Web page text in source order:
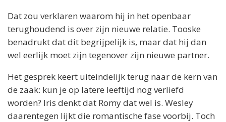
Dat zou verklaren waarom hij in het openbaar
terughoudend is over zijn nieuwe relatie. Tooske
benadrukt dat dit begrijpelijk is, maar dat hij dan
wel eerlijk moet zijn tegenover zijn nieuwe partner.
Het gesprek keert uiteindelijk terug naar de kern van
de zaak: kun je op latere leeftijd nog verliefd
worden? Iris denkt dat Romy dat wel is. Wesley
daarentegen lijkt die romantische fase voorbij. Toch